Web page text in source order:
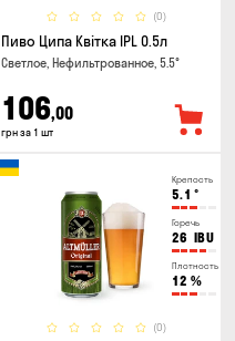
(0)
Пиво Ципа Квітка IPL 0.5л
Светлое, Нефильтрованное, 5.5°
106,00
грн за 1 шт
Крепость
5.1 °
Горечь
26 IBU
Плотность
12 %
(0)